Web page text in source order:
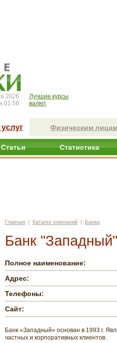
2026
01:56
Лучшие курсы
валют
Физическим лицам
Статьи Статистика
Главная | Каталог компаний | Банки
Банк "Западный"
Полное наименование:
Адрес:
Телефоны:
Сайт:
Банк «Западный» основан в 1993 г.
частных и корпоративных клиентов.